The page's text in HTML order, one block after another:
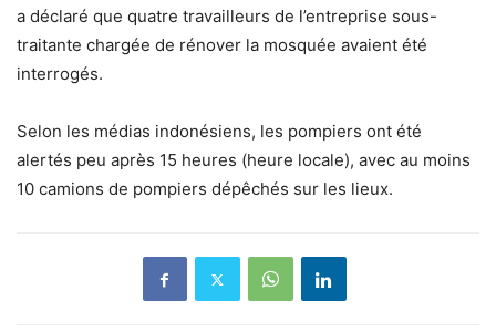
a déclaré que quatre travailleurs de l’entreprise sous-
traitante chargée de rénover la mosquée avaient été
interrogés.
Selon les médias indonésiens, les pompiers ont été
alertés peu après 15 heures (heure locale), avec au moins
10 camions de pompiers dépêchés sur les lieux.